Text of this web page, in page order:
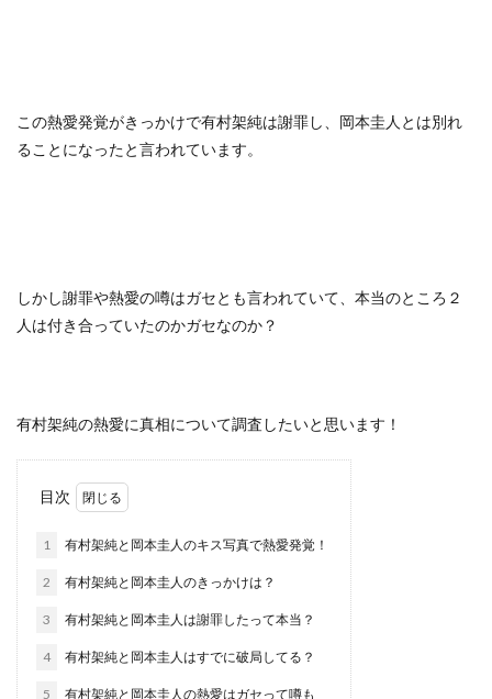
この熱愛発覚がきっかけで有村架純は謝罪し、岡本圭人とは別れ
ることになったと言われています。
しかし謝罪や熱愛の噂はガセとも言われていて、本当のところ２
人は付き合っていたのかガセなのか？
有村架純の熱愛に真相について調査したいと思います！
目次
1 有村架純と岡本圭人のキス写真で熱愛発覚！
2 有村架純と岡本圭人のきっかけは？
3 有村架純と岡本圭人は謝罪したって本当？
4 有村架純と岡本圭人はすでに破局してる？
5 有村架純と岡本圭人の熱愛はガセって噂も